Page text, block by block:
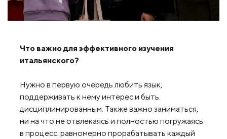
Что важно для эффективного изучения
итальянского?
Нужно в первую очередь любить язык,
поддерживать к нему интерес и быть
дисциплинированным. Также важно заниматься,
ни на что не отвлекаясь и полностью погружаясь
в процесс: равномерно прорабатывать каждый